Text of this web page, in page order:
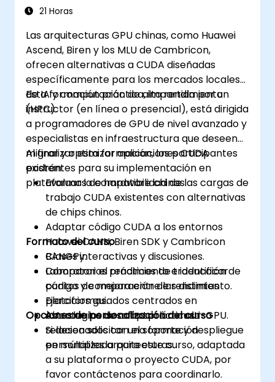
21 Horas
Las arquitecturas GPU chinas, como Huawei
Ascend, Biren y los MLU de Cambricon,
ofrecen alternativas a CUDA diseñadas
específicamente para los mercados locales
de IA y computación de alto rendimiento
(HPC).
Esta formación práctica, impartida por un
instructor (en línea o presencial), está dirigida
a programadores de GPU de nivel avanzado y
especialistas en infraestructura que deseen
migrar y optimizar aplicaciones CUDA
existentes para su implementación en
plataformas de hardware chinas.
Al finalizar esta formación, los participantes
podrán:
Evaluar la compatibilidad de las cargas de
trabajo CUDA existentes con alternativas
de chips chinos.
Adaptar código CUDA a los entornos
Huawei CANN, Biren SDK y Cambricon
BANGPy.
Comparar el rendimiento e identificar
puntos de mejora entre las distintas
plataformas.
Abordar los desafíos prácticos
relacionados con el soporte y despliegue
en múltiples arquitecturas.
Formato del curso
Clases interactivas y discusiones.
Laboratorios prácticos de traducción de
código y comparación de rendimiento.
Ejercicios guiados centrados en
estrategias de adaptación multi-GPU.
Opciones de personalización del curso
Si desea solicitar una formación
personalizada para este curso, adaptada
a su plataforma o proyecto CUDA, por
favor contáctenos para coordinarlo.